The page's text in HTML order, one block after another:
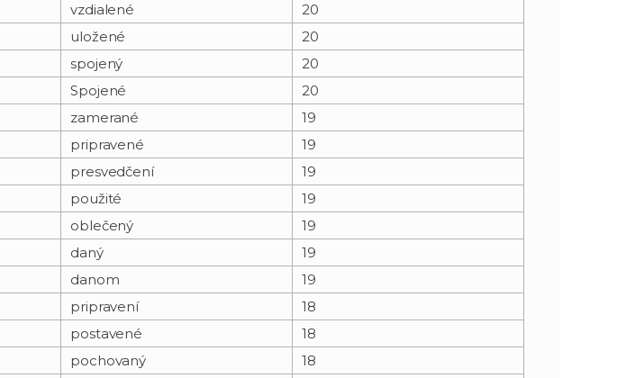
vzdialené
20
uložené
20
spojený
20
Spojené
20
zamerané
19
pripravené
19
presvedčení
19
použité
19
oblečený
19
daný
19
danom
19
pripravení
18
postavené
18
pochovaný
18